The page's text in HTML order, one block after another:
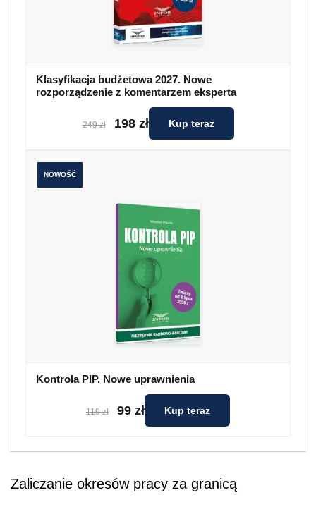
Klasyfikacja budżetowa 2027. Nowe
rozporządzenie z komentarzem eksperta
249 zł 198 zł Kup teraz
NOWOŚĆ
Kontrola PIP. Nowe uprawnienia
119 zł 99 zł Kup teraz
Zaliczanie okresów pracy za granicą